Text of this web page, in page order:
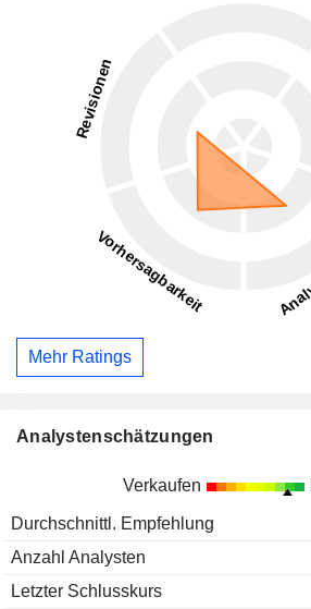
Mehr Ratings
Analystenschätzungen
Verkaufen
Durchschnittl. Empfehlung
Anzahl Analysten
Letzter Schlusskurs